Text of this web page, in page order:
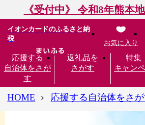
《受付中》 令和8年熊本
イオンカードのふるさと納
税
応援する
自治体をさが
す
返礼品を
さがす
特集
キャン
お気に入り
HOME 応援する自治体をさ